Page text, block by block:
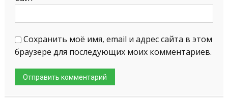
Сохранить моё имя, email и адрес сайта в этом
браузере для последующих моих комментариев.